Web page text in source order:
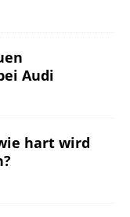
Audi
hart wird